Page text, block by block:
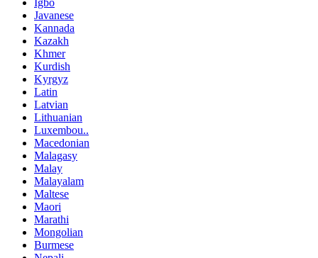
Igbo
Javanese
Kannada
Kazakh
Khmer
Kurdish
Kyrgyz
Latin
Latvian
Lithuanian
Luxembou..
Macedonian
Malagasy
Malay
Malayalam
Maltese
Maori
Marathi
Mongolian
Burmese